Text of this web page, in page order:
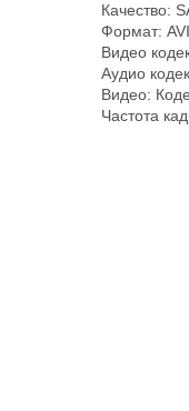
Качество:
Формат: AVI
Видео
Аудио
Видео:
Частота